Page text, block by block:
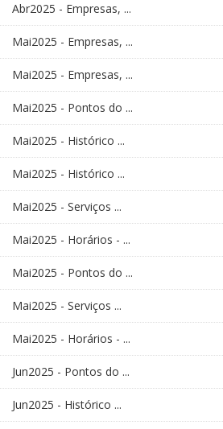
Abr2025 - Empresas, ...
Mai2025 - Empresas, ...
Mai2025 - Empresas, ...
Mai2025 - Pontos do ...
Mai2025 - Histórico ...
Mai2025 - Histórico ...
Mai2025 - Serviços ...
Mai2025 - Horários - ...
Mai2025 - Pontos do ...
Mai2025 - Serviços ...
Mai2025 - Horários - ...
Jun2025 - Pontos do ...
Jun2025 - Histórico ...